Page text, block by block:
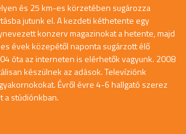
és 25 km-es körzetében sugározza
jutunk el. A kezdeti kéthetente egy
konzerv magazinokat a hetente, majd
évek közepétől naponta sugárzott élő
óta az interneten is elérhetők vagyunk. 2008
készülnek az adások. Televíziónk
Évről évre 4-6 hallgató szerez
a stúdiónkban.